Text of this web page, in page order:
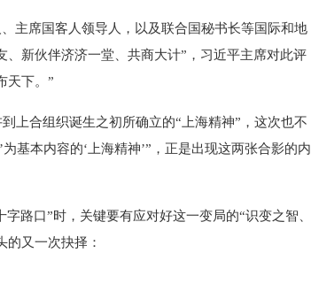
席国客人领导人，以及联合国秘书长等国际和地
新伙伴济济一堂、共商大计”，习近平主席对此评
天下。”
合组织诞生之初所确立的“上海精神”，这次也不
基本内容的‘上海精神’”，正是出现这两张合影的内
口”时，关键要有应对好这一变局的“识变之智、
又一次抉择：